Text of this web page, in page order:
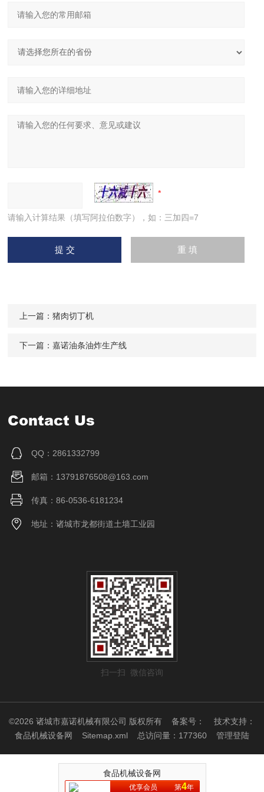
请输入计算结果（填写阿拉伯数字），如：三加四=7
上一篇：猪肉切丁机
下一篇：嘉诺油条油炸生产线
Contact Us
QQ：2861332799
邮箱：13791876508@163.com
传真：86-0536-6181234
地址：诸城市龙都街道土墙工业园
扫一扫 微信咨询
©2026 诸城市嘉诺机械有限公司 版权所有 备案号：
技术支持：
食品机械设备网
Sitemap.xml 总访问量：177360 管理登陆
食品机械设备网
优享会员 第4年